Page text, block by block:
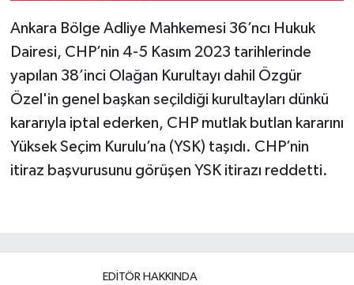
Ankara Bölge Adliye Mahkemesi 36’ncı Hukuk
Dairesi, CHP’nin 4-5 Kasım 2023 tarihlerinde
yapılan 38’inci Olağan Kurultayı dahil Özgür
Özel'in genel başkan seçildiği kurultayları dünkü
kararıyla iptal ederken, CHP mutlak butlan kararını
Yüksek Seçim Kurulu’na (YSK) taşıdı. CHP’nin
itiraz başvurusunu görüşen YSK itirazı reddetti.
EDITÖR HAKKINDA